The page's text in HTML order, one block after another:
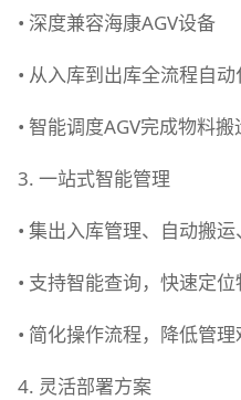
• 深度兼容海康AGV设备
• 从入库到出库全流程自动
• 智能调度AGV完成物料
3. 一站式智能管理
• 集出入库管理、自动搬
• 支持智能查询，快速定
• 简化操作流程，降低管
4. 灵活部署方案